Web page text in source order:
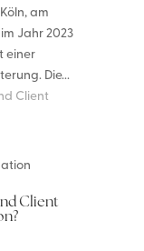
Client
am
Jahr 2023
einer
Die...